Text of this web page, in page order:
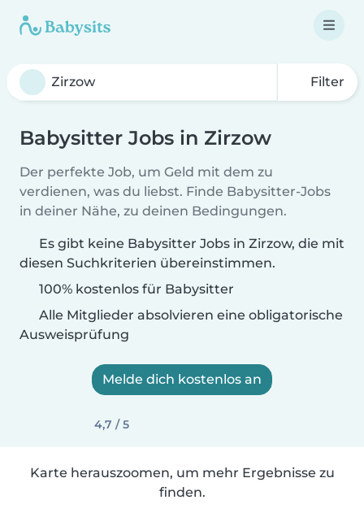
Filter
Babysitter Jobs in Zirzow
Der perfekte Job, um Geld mit dem zu
verdienen, was du liebst. Finde Babysitter-Jobs
in deiner Nähe, zu deinen Bedingungen.
Es gibt keine Babysitter Jobs in Zirzow, die mit
diesen Suchkriterien übereinstimmen.
100% kostenlos für Babysitter
Alle Mitglieder absolvieren eine obligatorische
Ausweisprüfung
Melde dich kostenlos an
4,7 / 5
Karte herauszoomen, um mehr Ergebnisse zu
finden.